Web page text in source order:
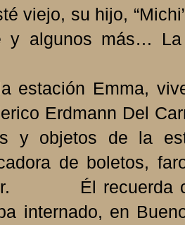
viejo, su hijo,
y algunos más…
Emma, vive
Erdmann Del
y objetos de la
de boletos,
Él recuerda
internado, en